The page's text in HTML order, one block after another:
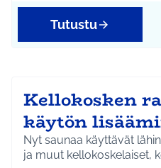
Tutustu
Kellokosken
käytön
Nyt saunaa käyttävät
ja muut kellokoskelaiset,